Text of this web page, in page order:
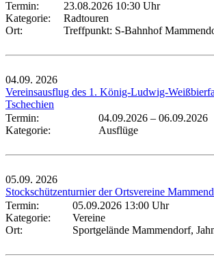
Termin:
23.08.2026 10:30 Uhr
Kategorie:
Radtouren
Ort:
Treffpunkt: S-Bahnhof
04.09. 2026
Vereinsausflug des 1. König-Ludwig-
Tschechien
Termin:
04.09.2026 – 06.09.2026
Kategorie:
Ausflüge
05.09. 2026
Stockschützenturnier der Ortsvereine
Termin:
05.09.2026 13:00 Uhr
Kategorie:
Vereine
Ort:
Sportgelände Mammendorf,